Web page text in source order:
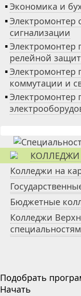
▪Экономика и
▪Электромонтер
сигнализации
▪Электромонтер
релейной
▪Электромонтер
коммутации и
▪Электромонтер
КОЛЛЕДЖИ
Колледжи на
Бюджетные
Колледжи
специальностям
Подобрать
Начать